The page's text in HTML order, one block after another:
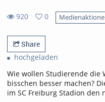
920
views
0
favorites
Share
hochgeladen
Wie wollen Studierende die
bisschen besser machen?
im SC Freiburg Stadion den